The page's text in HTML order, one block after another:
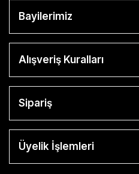
Bayilerimiz
Alışveriş Kuralları
Sipariş
Üyelik İşlemleri